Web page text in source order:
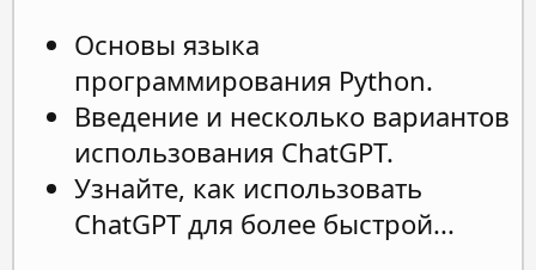
Основы языка
программирования Python.
Введение и несколько вариантов
использования ChatGPT.
Узнайте, как использовать
ChatGPT для более быстрой...